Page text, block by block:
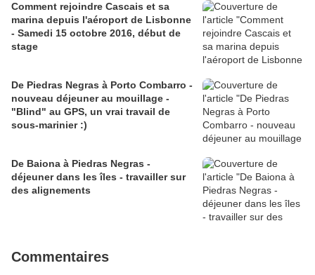
Comment rejoindre Cascais et sa
marina depuis l'aéroport de Lisbonne
- Samedi 15 octobre 2016, début de
stage
De Piedras Negras à Porto Combarro -
nouveau déjeuner au mouillage -
"Blind" au GPS, un vrai travail de
sous-marinier :)
De Baiona à Piedras Negras -
déjeuner dans les îles - travailler sur
des alignements
Commentaires